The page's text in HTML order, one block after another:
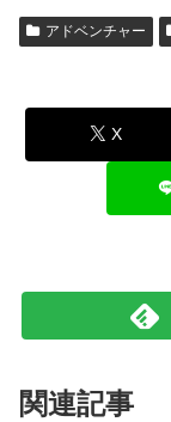
アドベンチャー
X
関連記事